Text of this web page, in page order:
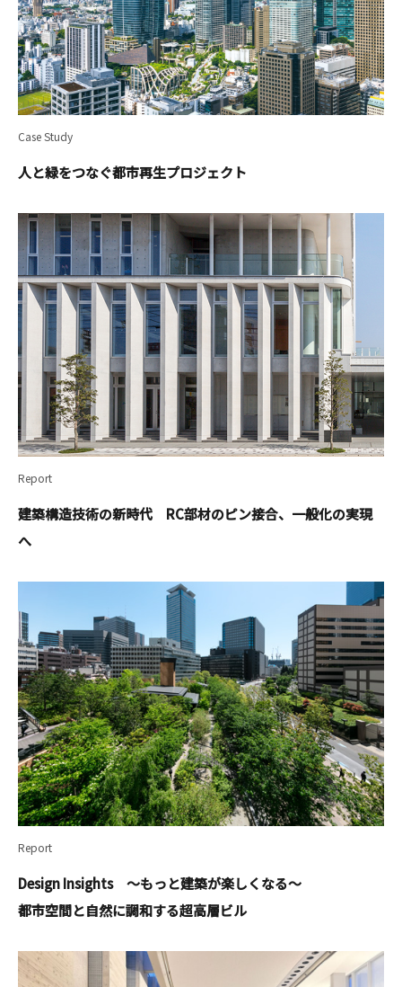
Case Study
人と緑をつなぐ都市再生プロジェクト
Report
建築構造技術の新時代 RC部材のピン接合、一般化の実現
へ
Report
Design Insights ～もっと建築が楽しくなる～
都市空間と自然に調和する超高層ビル